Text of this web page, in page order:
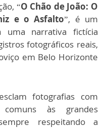
“O Chão de João: O
e o Asfalto”, é um
uma narrativa fictícia
fotográficos reais,
em Belo Horizonte
fotografias com
às grandes
respeitando a